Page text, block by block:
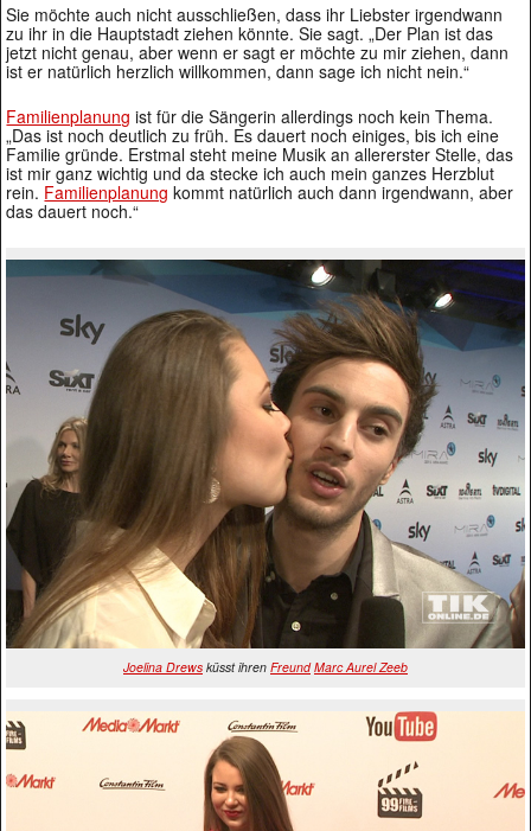
Sie möchte auch nicht ausschließen, dass ihr Liebster irgendwann
zu ihr in die Hauptstadt ziehen könnte. Sie sagt. „Der Plan ist das
jetzt nicht genau, aber wenn er sagt er möchte zu mir ziehen, dann
ist er natürlich herzlich willkommen, dann sage ich nicht nein.“
Familienplanung ist für die Sängerin allerdings noch kein Thema.
„Das ist noch deutlich zu früh. Es dauert noch einiges, bis ich eine
Familie gründe. Erstmal steht meine Musik an allererster Stelle, das
ist mir ganz wichtig und da stecke ich auch mein ganzes Herzblut
rein. Familienplanung kommt natürlich auch dann irgendwann, aber
das dauert noch.“
Joelina Drews küsst ihren Freund Marc Aurel Zeeb